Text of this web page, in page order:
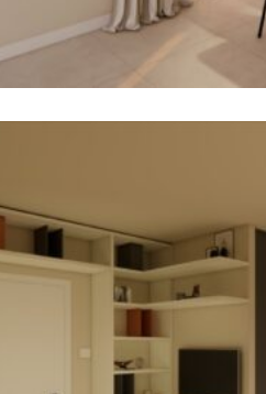
Bilocale
Appartamenti